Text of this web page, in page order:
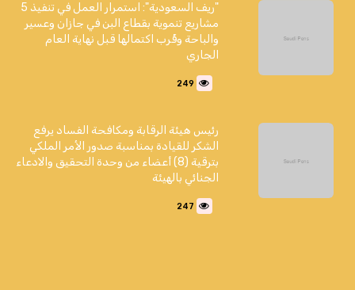
"ريف السعودية": استمرار العمل في تنفيذ 5
مشاريع تنموية بقطاع البن في جازان وعسير
والباحة وقُرب اكتمالها قبل نهاية العام
الجاري
249
رئيس هيئة الرقابة ومكافحة الفساد يرفع
الشكر للقيادة بمناسبة صدور الأمر الملكي
بترقية (8) أعضاء من وحدة التحقيق والادعاء
الجنائي بالهيئة
247